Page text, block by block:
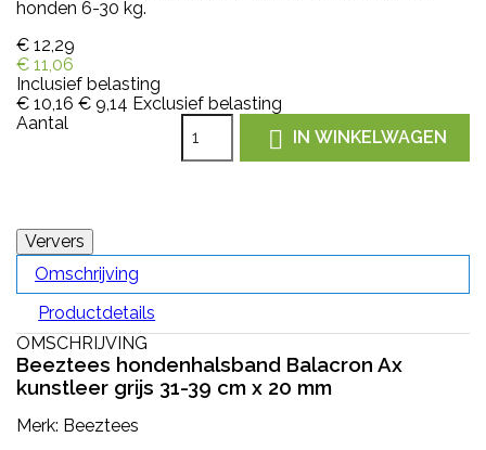
honden 6-30 kg.
€ 12,29
€ 11,06
Inclusief belasting
€ 10,16 € 9,14 Exclusief belasting
Aantal
 IN WINKELWAGEN
Omschrijving
Productdetails
OMSCHRIJVING
Beeztees hondenhalsband Balacron Ax
kunstleer grijs 31-39 cm x 20 mm
Merk: Beeztees